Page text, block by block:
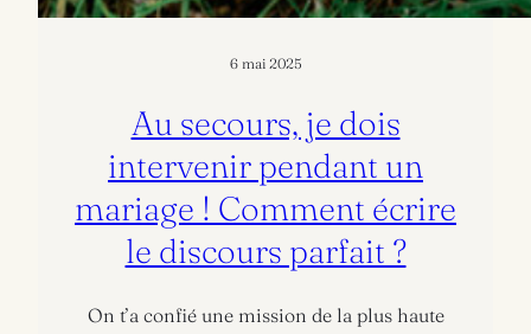
6 mai 2025
Au secours, je dois
intervenir pendant un
mariage ! Comment écrire
le discours parfait ?
On t’a confié une mission de la plus haute